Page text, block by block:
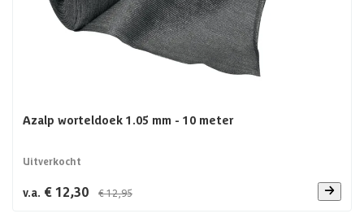
Azalp worteldoek 1.05 mm - 10 meter
Uitverkocht
v.a. € 12,30 € 12,95